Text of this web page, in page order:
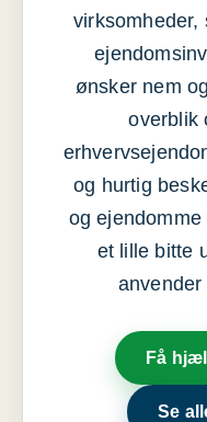
virksomheder,
ønsker nem
overblik
og hurtig
og
et lille bitte
Få
Se